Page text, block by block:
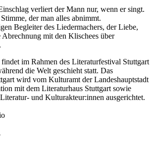
verliert der Mann nur, wenn er singt.
der man alles abnimmt.
Begleiter des Liedermachers, der Liebe,
Abrechnung mit den Klischees über
im Rahmen des Literaturfestival Stuttgart
die Welt geschieht statt. Das
wird vom Kulturamt der Landeshauptstadt
mit dem Literaturhaus Stuttgart sowie
und Kulturakteur:innen ausgerichtet.